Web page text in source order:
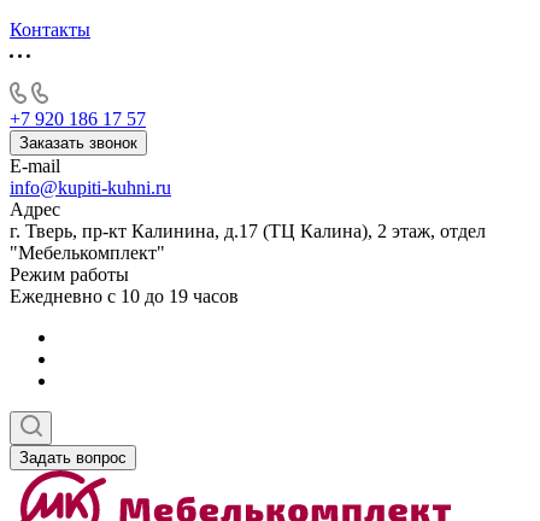
Контакты
+7 920 186 17 57
Заказать звонок
E-mail
info@kupiti-kuhni.ru
Адрес
г. Тверь, пр-кт Калинина, д.17 (ТЦ Калина), 2 этаж, отдел
"Мебелькомплект"
Режим работы
Ежедневно с 10 до 19 часов
Задать вопрос